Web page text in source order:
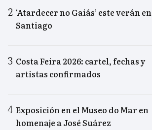
‘Atardecer no Gaiás’ este verán en
Santiago
Costa Feira 2026: cartel, fechas y
artistas confirmados
Exposición en el Museo do Mar en
homenaje a José Suárez